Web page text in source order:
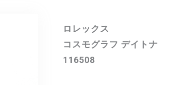
ロレックス
コスモグラフ デイトナ
116508